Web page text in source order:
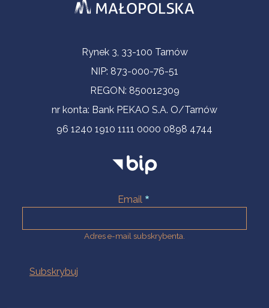
Informacje kontaktoweRynek 3, 33-100 Tarnów
NIP: 873-000-76-51
REGON: 850012309
nr konta: Bank PEKAO S.A. O/Tarnów
96 1240 1910 1111 0000 0898 4744
Email
Adres e-mail subskrybenta.